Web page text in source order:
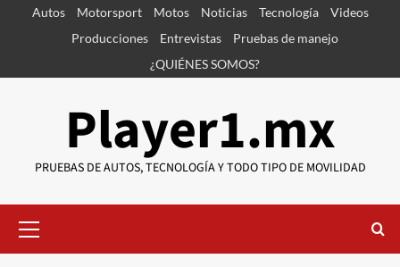
SaltarAutos Motorsport Motos Noticias Tecnología
Videos
Producciones
Entrevistas
Pruebas de manejo
¿QUIÉNES SOMOS?
Player1.mx
PRUEBAS DE AUTOS, TECNOLOGÍA Y TODO TIPO DE MOVILIDAD
primario